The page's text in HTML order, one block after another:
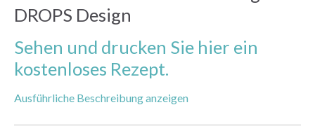
DROPS Design
Sehen und drucken Sie hier ein
kostenloses Rezept.
Ausführliche Beschreibung anzeigen